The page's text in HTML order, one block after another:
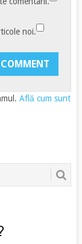
noi.
Află cum sunt